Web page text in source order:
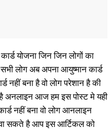
योजना जिन जिन लोगों का
लोग अब अपना आयुष्मान कार्ड
नहीं बना है वो लोग परेशान है की
अनलाइन आज हम इस पोस्ट मे यही
नहीं बना वो लोग आनलाइन
सकते है आप इस आर्टिकल को